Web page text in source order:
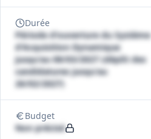
Durée
Période d'ouverture du Système
d'Acquisition Dynamique
jusqu'au 08/03/2027 (dépôt des
candidatures jusqu'au
26/02/2027)
Budget
Non précisé